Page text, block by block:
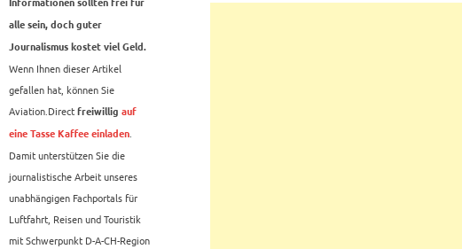
Informationen sollten frei für
alle sein, doch guter
Journalismus kostet viel Geld.
Wenn Ihnen dieser Artikel
gefallen hat, können Sie
Aviation.Direct freiwillig auf
eine Tasse Kaffee einladen.
Damit unterstützen Sie die
journalistische Arbeit unseres
unabhängigen Fachportals für
Luftfahrt, Reisen und Touristik
mit Schwerpunkt D-A-CH-Region